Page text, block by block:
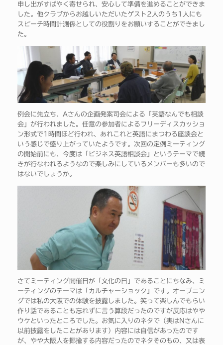
申し出がすばやく寄せられ、安心して準備を進めることができま
した。他クラブからお越しいただいたゲスト2人のうち1人にも
スピーチ時間計測係としての役割りをお願いすることができまし
た。
例会に先立ち、Aさんの企画発案司会による「英語なんでも相談
会」が行われました。任意の参加者によるフリーディスカッショ
ン形式で1時間ほど行われ、あれこれと英語にまつわる座談会と
いう感じで盛り上がっていたようです。次回の定例ミーティング
の開始前にも、今度は「ビジネス英語相談会」というテーマで続
きが行なわれるようなので楽しみにしているメンバーも多いので
はないでしょうか。
さてミーティング開催日が「文化の日」であることにちなみ、ミ
ーティングのテーマは「カルチャーショック」です。オープニン
グでは私の大阪での体験を披露しました。笑って楽しんでもらい
作り話であることも忘れずに言う算段だったのですが反応はやや
ウケといったところでした。お気に入りのネタで（実はNさんに
以前披露をしたことがあります）内容には自信があったのです
が、やや大阪人を揶揄する内容だったのでネタそのもの、又は表